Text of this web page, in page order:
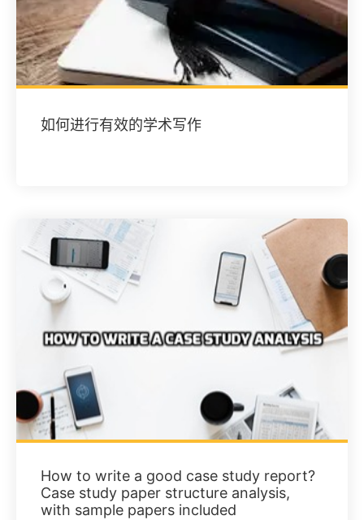
如何进行有效的学术写作
How to write a good case study report?
Case study paper structure analysis,
with sample papers included